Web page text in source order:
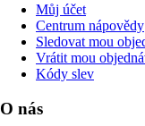
Můj účet
Centrum nápovědy
Sledovat mou
Vrátit mou
Kódy slev
O nás